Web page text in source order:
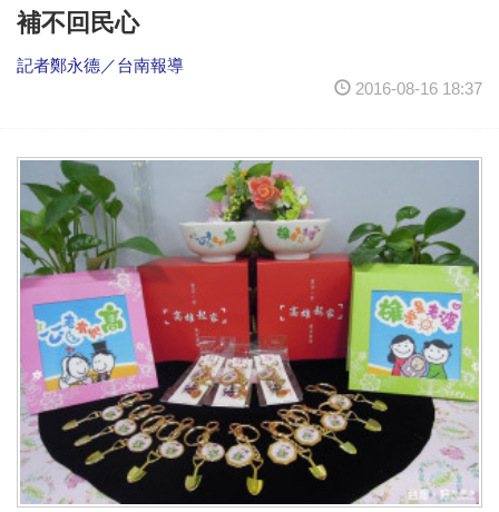
補不回民心
記者鄭永德／台南報導
2016-08-16 18:37